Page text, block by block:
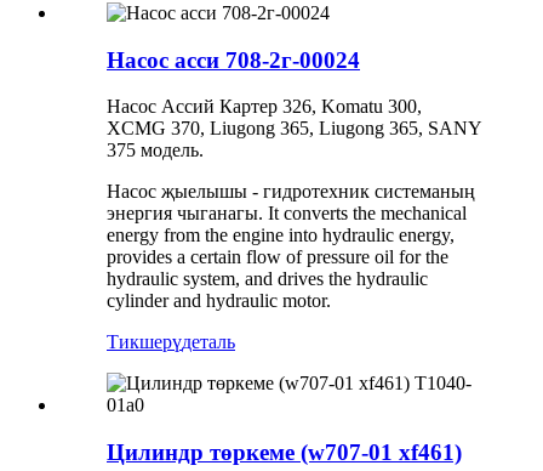
Насос асси 708-2г-00024
Насос Ассий Картер 326, Komatu 300,
XCMG 370, Liugong 365, Liugong 365, SANY
375 модель.
Насос җыелышы - гидротехник системаның
энергия чыганагы. It converts the mechanical
energy from the engine into hydraulic energy,
provides a certain flow of pressure oil for the
hydraulic system, and drives the hydraulic
cylinder and hydraulic motor.
Тикшерүдеталь
Цилиндр төркеме (w707-01 xf461)